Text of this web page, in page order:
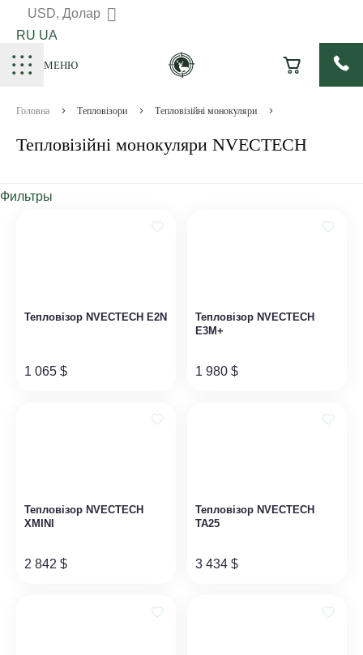
USD, Долар
RU UA
МЕНЮ
Знайшли
дешевше,
Головна Тепловізори Тепловізійні монокуляри
Тепловізійні монокуляри NVECTECH
Фильтры
Тепловізор NVECTECH E2N
1 065 $
Тепловізор NVECTECH
E3M+
1 980 $
Тепловізор NVECTECH
XMINI
2 842 $
Тепловізор NVECTECH
TA25
3 434 $